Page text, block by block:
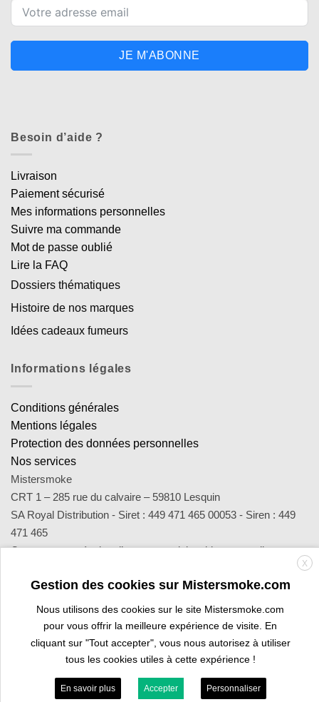
JE M'ABONNE
Besoin d’aide ?
Livraison
Paiement sécurisé
Mes informations personnelles
Suivre ma commande
Mot de passe oublié
Lire la FAQ
Dossiers thématiques
Histoire de nos marques
Idées cadeaux fumeurs
Informations légales
Conditions générales
Mentions légales
Protection des données personnelles
Nos services
Mistersmoke
CRT 1 – 285 rue du calvaire – 59810 Lesquin
SA Royal Distribution - Siret : 449 471 465 00053 - Siren : 449
471 465
Contact : notre équipe d’experts est joignable par email
sav@mistersmoke.com ou par téléphone au 03 20 90 56 55 du
lundi au vendredi de 9h à 17h.
Pay
Copyright 2026 ©Mistersmoke.com
X
Gestion des cookies sur Mistersmoke.com
Nous utilisons des cookies sur le site Mistersmoke.com
pour vous offrir la meilleure expérience de visite. En
cliquant sur "Tout accepter", vous nous autorisez à utiliser
tous les cookies utiles à cette expérience !
En savoir plus Accepter Personnaliser